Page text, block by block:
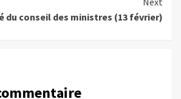
du conseil des ministres (13 février)